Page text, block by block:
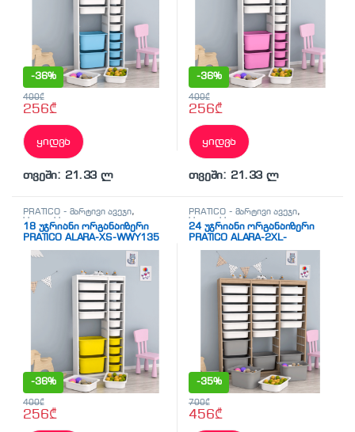
-36%
256₾
400₾
ყიდვა
თვეში: 21.33 ლ
-36%
256₾
400₾
ყიდვა
თვეში: 21.33 ლ
PRATICO - მარტივი ავეჯი,
სხვადასხვა
18 უჯრიანი ორგანაიზერი
PRATICO ALARA-XS-WWY135
თეთრი თეთრი-ყვითელი
უჯრებით (69/29.6/137.8სმ)
-36%
256₾
400₾
PRATICO - მარტივი ავეჯი,
სხვადასხვა
24 უჯრიანი ორგანაიზერი
PRATICO ALARA-2XL-
BRWG180 ყავისფერი
თეთრი-ნაცრისფერი
უჯრებით
(132.5/29.6/137.8სმ)
-35%
456₾
700₾